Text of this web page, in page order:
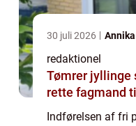
30 juli 2026
redaktionel
Tømrer jyllinge sådan vælger du den
rette fagmand
Indførelsen af fri